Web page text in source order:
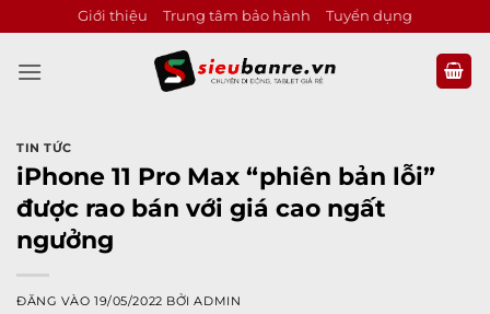
qua
nội
Giới thiệu Trung tâm bảo hành Tuyển dụng
TIN TỨC
iPhone 11 Pro Max “phiên bản lỗi”
được rao bán với giá cao ngất
ngưởng
ĐĂNG VÀO19/05/2022 BỞIADMIN